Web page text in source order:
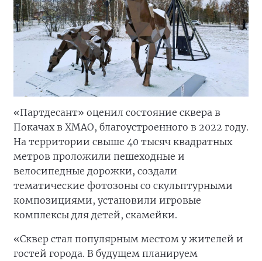
«Партдесант» оценил состояние сквера в
Покачах в ХМАО, благоустроенного в 2022 году.
На территории свыше 40 тысяч квадратных
метров проложили пешеходные и
велосипедные дорожки, создали
тематические фотозоны со скульптурными
композициями, установили игровые
комплексы для детей, скамейки.
«Сквер стал популярным местом у жителей и
гостей города. В будущем планируем